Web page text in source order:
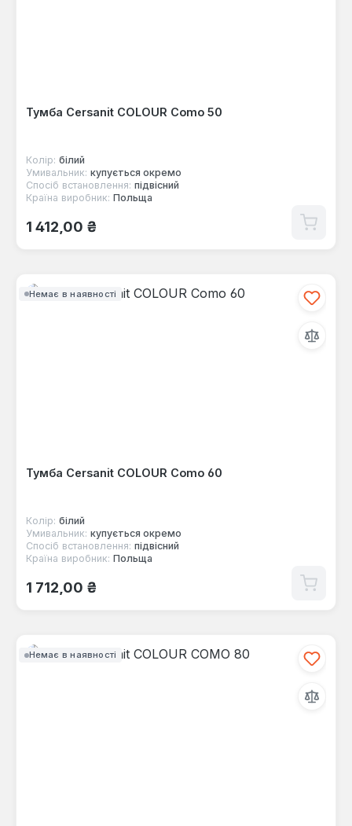
Тумба Cersanit COLOUR Como 50
Колір: білий
Умивальник: купується окремо
Спосіб встановлення: підвісний
Країна виробник: Польща
Звичайна ціна:
1 412,00 ₴
Немає в наявності
Тумба Cersanit COLOUR Como 60
Колір: білий
Умивальник: купується окремо
Спосіб встановлення: підвісний
Країна виробник: Польща
Звичайна ціна:
1 712,00 ₴
Немає в наявності